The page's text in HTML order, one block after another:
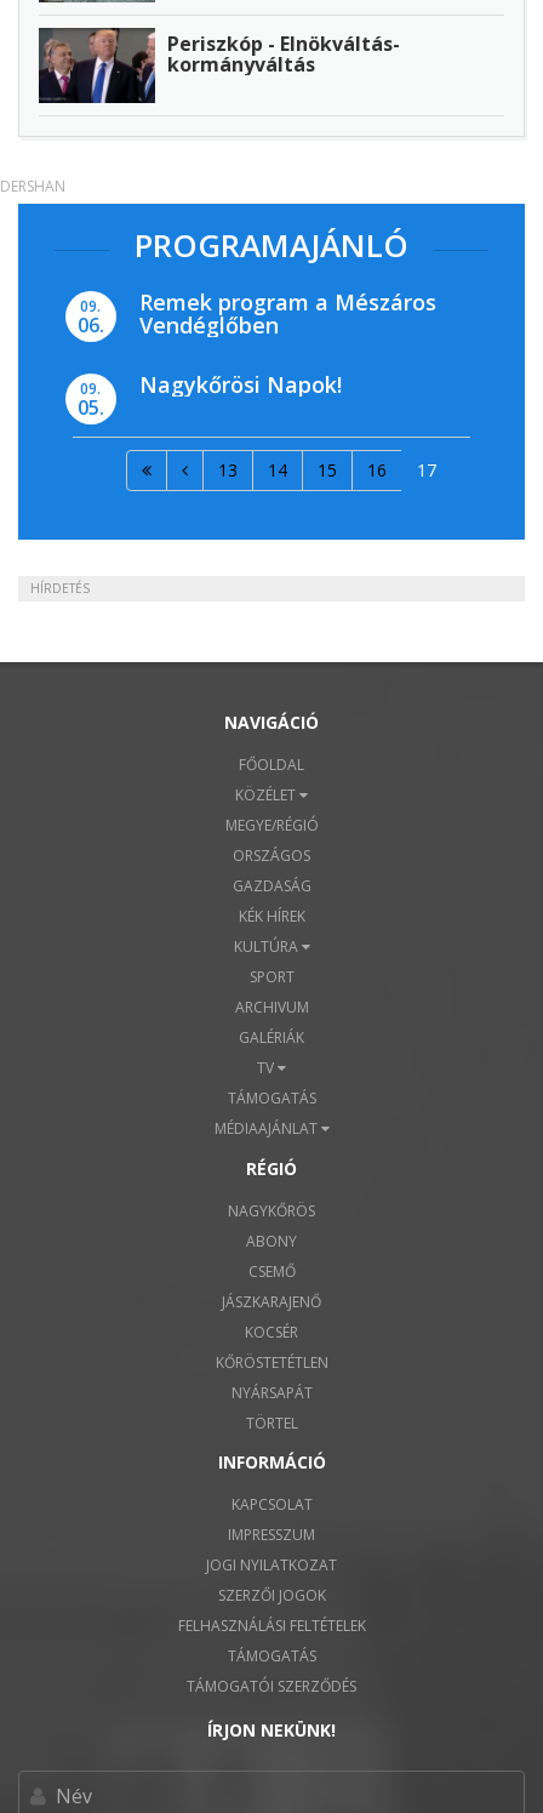
Periszkóp - Elnökváltás-
kormányváltás
PROGRAMAJÁNLÓ
09.
06.
Remek program a Mészáros
Vendéglőben
09.
05.
Nagykőrösi Napok!
13 14 15 16 17
HÍRDETÉS
NAVIGÁCIÓ
FŐOLDAL
KÖZÉLET
MEGYE/RÉGIÓ
ORSZÁGOS
GAZDASÁG
KÉK HÍREK
KULTÚRA
SPORT
ARCHIVUM
GALÉRIÁK
TV
TÁMOGATÁS
MÉDIAAJÁNLAT
RÉGIÓ
NAGYKŐRÖS
ABONY
CSEMŐ
JÁSZKARAJENŐ
KOCSÉR
KŐRÖSTETÉTLEN
NYÁRSAPÁT
TÖRTEL
DERSHAN
INFORMÁCIÓ
KAPCSOLAT
IMPRESSZUM
JOGI NYILATKOZAT
SZERZŐI JOGOK
FELHASZNÁLÁSI FELTÉTELEK
TÁMOGATÁS
TÁMOGATÓI SZERZŐDÉS
ÍRJON NEKÜNK!